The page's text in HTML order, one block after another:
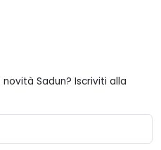
Sadun? Iscriviti alla